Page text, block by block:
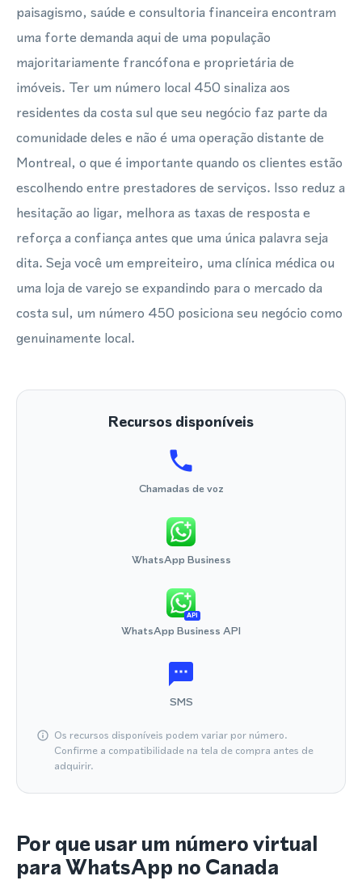
paisagismo, saúde e consultoria financeira encontram
uma forte demanda aqui de uma população
majoritariamente francófona e proprietária de
imóveis. Ter um número local 450 sinaliza aos
residentes da costa sul que seu negócio faz parte da
comunidade deles e não é uma operação distante de
Montreal, o que é importante quando os clientes estão
escolhendo entre prestadores de serviços. Isso reduz a
hesitação ao ligar, melhora as taxas de resposta e
reforça a confiança antes que uma única palavra seja
dita. Seja você um empreiteiro, uma clínica médica ou
uma loja de varejo se expandindo para o mercado da
costa sul, um número 450 posiciona seu negócio como
genuinamente local.
Recursos disponíveis
Chamadas de voz
WhatsApp Business
API
WhatsApp Business API
SMS
Os recursos disponíveis podem variar por número.
Confirme a compatibilidade na tela de compra antes de
adquirir.
Por que usar um número virtual
para WhatsApp no Canada